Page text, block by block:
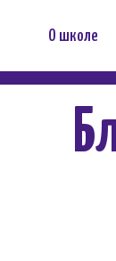
О школе